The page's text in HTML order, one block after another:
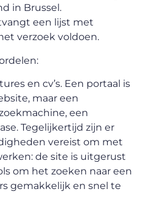
in Brussel.
een lijst met
verzoek voldoen.
en cv’s. Een portaal is
maar een
een
Tegelijkertijd zijn er
vereist om met
de site is uitgerust
om het zoeken naar een
gemakkelijk en snel te